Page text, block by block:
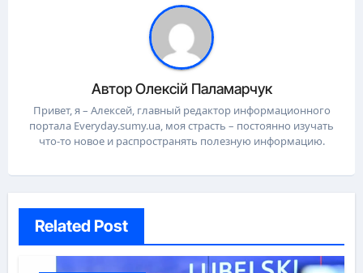
АвторОлексій Паламарчук
Привет, я – Алексей, главный редактор информационного
портала Everyday.sumy.ua, моя страсть – постоянно изучать
что-то новое и распространять полезную информацию.
Related Post